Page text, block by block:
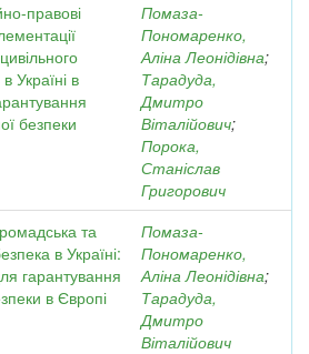
правові
Україні в
безпеки
Помаза-
Пономаренко,
Аліна Леонідівна;
Тарадуда,
Дмитро
Віталійович;
Порока,
Станіслав
Григорович
та
в Україні:
гарантування
в Європі
Помаза-
Пономаренко,
Аліна Леонідівна;
Тарадуда,
Дмитро
Віталійович